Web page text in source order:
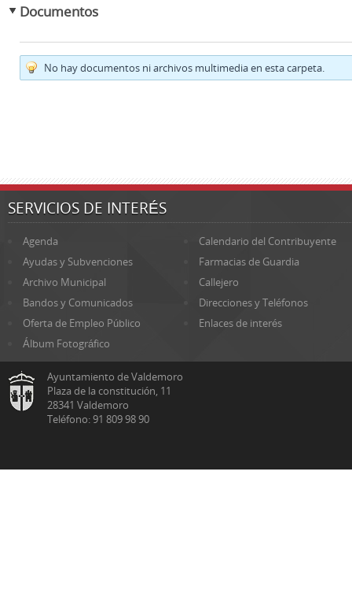
Documentos
No hay documentos ni archivos multimedia en esta carpeta.
SERVICIOS DE INTERÉS
Agenda
Calendario del Contribuyente
Ayudas y Subvenciones
Farmacias de Guardia
Archivo Municipal
Callejero
Bandos y Comunicados
Direcciones y Teléfonos
Oferta de Empleo Público
Enlaces de interés
Álbum Fotográfico
Ayuntamiento de Valdemoro
Plaza de la constitución, 11
28341 Valdemoro
Teléfono: 91 809 98 90